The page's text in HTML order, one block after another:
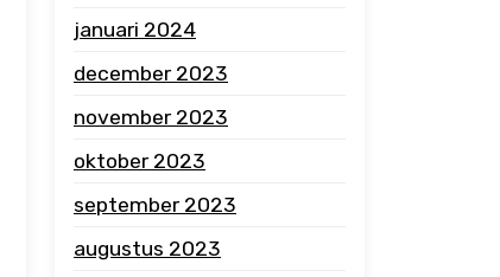
januari 2024
december 2023
november 2023
oktober 2023
september 2023
augustus 2023